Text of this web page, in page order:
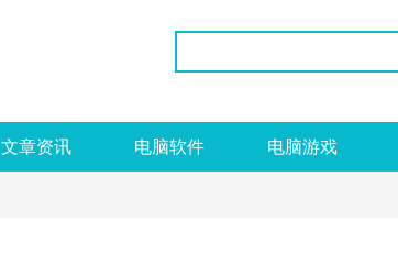
文章资讯 电脑软件 电脑游戏